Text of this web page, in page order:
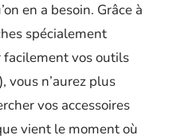
en a besoin. Grâce à
spécialement
vos outils
vous n’aurez plus
vos accessoires
vient le moment où